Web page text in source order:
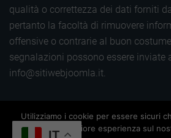
qualità o correttezza dei dati forniti
pertanto la facoltà di rimuovere
offensive o contrarie al buon
segnalazioni possono essere inviate
info@sitiwebjoomla.it.
Copyright 2016 |Termini, privacy e
Powered by Siti web Wordpress
IT
Utilizziamo i cookie per essere sicuri
migliore esperienza sul